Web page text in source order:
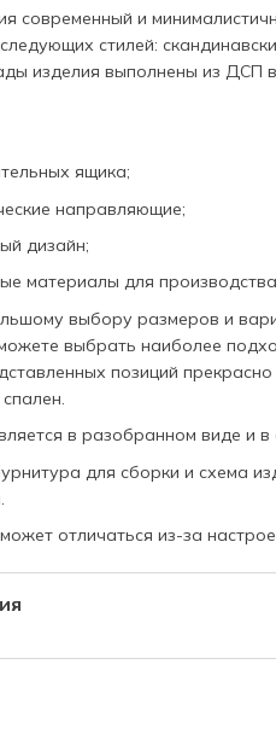
современный и
стилей:
изделия выполнены из ДСП
ящика;
направляющие;
дизайн;
материалы для
выбору размеров и
выбрать наиболее
позиций
в разобранном виде и
для сборки и схема
отличаться из-за